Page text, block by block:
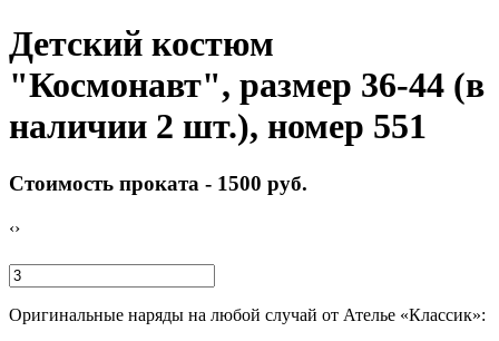
Детский костюм
"Космонавт", размер 36-44 (в
наличии 2 шт.), номер 551
Стоимость проката - 1500 руб.
‹›
Оригинальные наряды на любой случай от Ателье «Классик»: